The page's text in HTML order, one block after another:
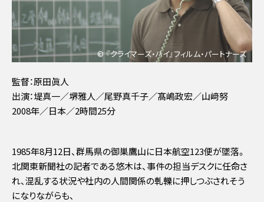
© 『クライマーズ・ハイ』フィルム・パートナーズ
監督：原田眞人
出演：堤真一／堺雅人／尾野真千子／髙嶋政宏／山﨑努
2008年／日本／2時間25分
1985年8月12日、群馬県の御巣鷹山に日本航空123便が墜落。
北関東新聞社の記者である悠木は、事件の担当デスクに任命さ
れ、混乱する状況や社内の人間関係の軋轢に押しつぶされそう
になりながらも、